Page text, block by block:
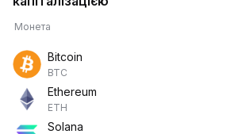
Монета
Bitcoin
BTC
Ethereum
ETH
Solana